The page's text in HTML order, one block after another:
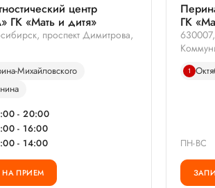
центр
«Мать и дитя»
проспект Димитрова,
Михайловского
- 20:00
- 16:00
- 14:00
НА ПРИЕМ
ГК
1
ПН-ВС